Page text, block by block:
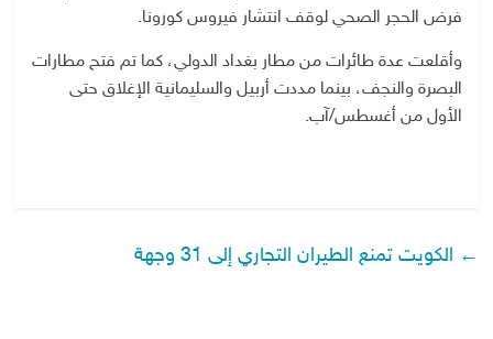
فرض الحجر الصحي لوقف انتشار فيروس كورونا.
وأقلعت عدة طائرات من مطار بغداد الدولي، كما تم فتح مطارات
البصرة والنجف، بينما مددت أربيل والسليمانية الإغلاق حتى
الأول من أغسطس/آب.
← الكويت تمنع الطيران التجاري إلى 31 وجهة